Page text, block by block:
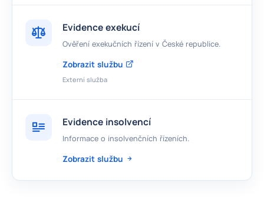
Evidence exekucí
Ověření exekučních řízení v České republice.
Zobrazit službu
Externí služba
Evidence insolvencí
Informace o insolvenčních řízeních.
Zobrazit službu